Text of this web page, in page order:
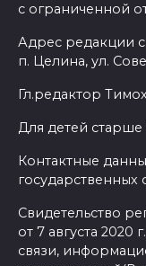
с ограниченной
Адрес редакции
п. Целина, ул.
Гл.редактор
Для детей старше
Контактные
государственных
Свидетельство
от 7 августа
связи,